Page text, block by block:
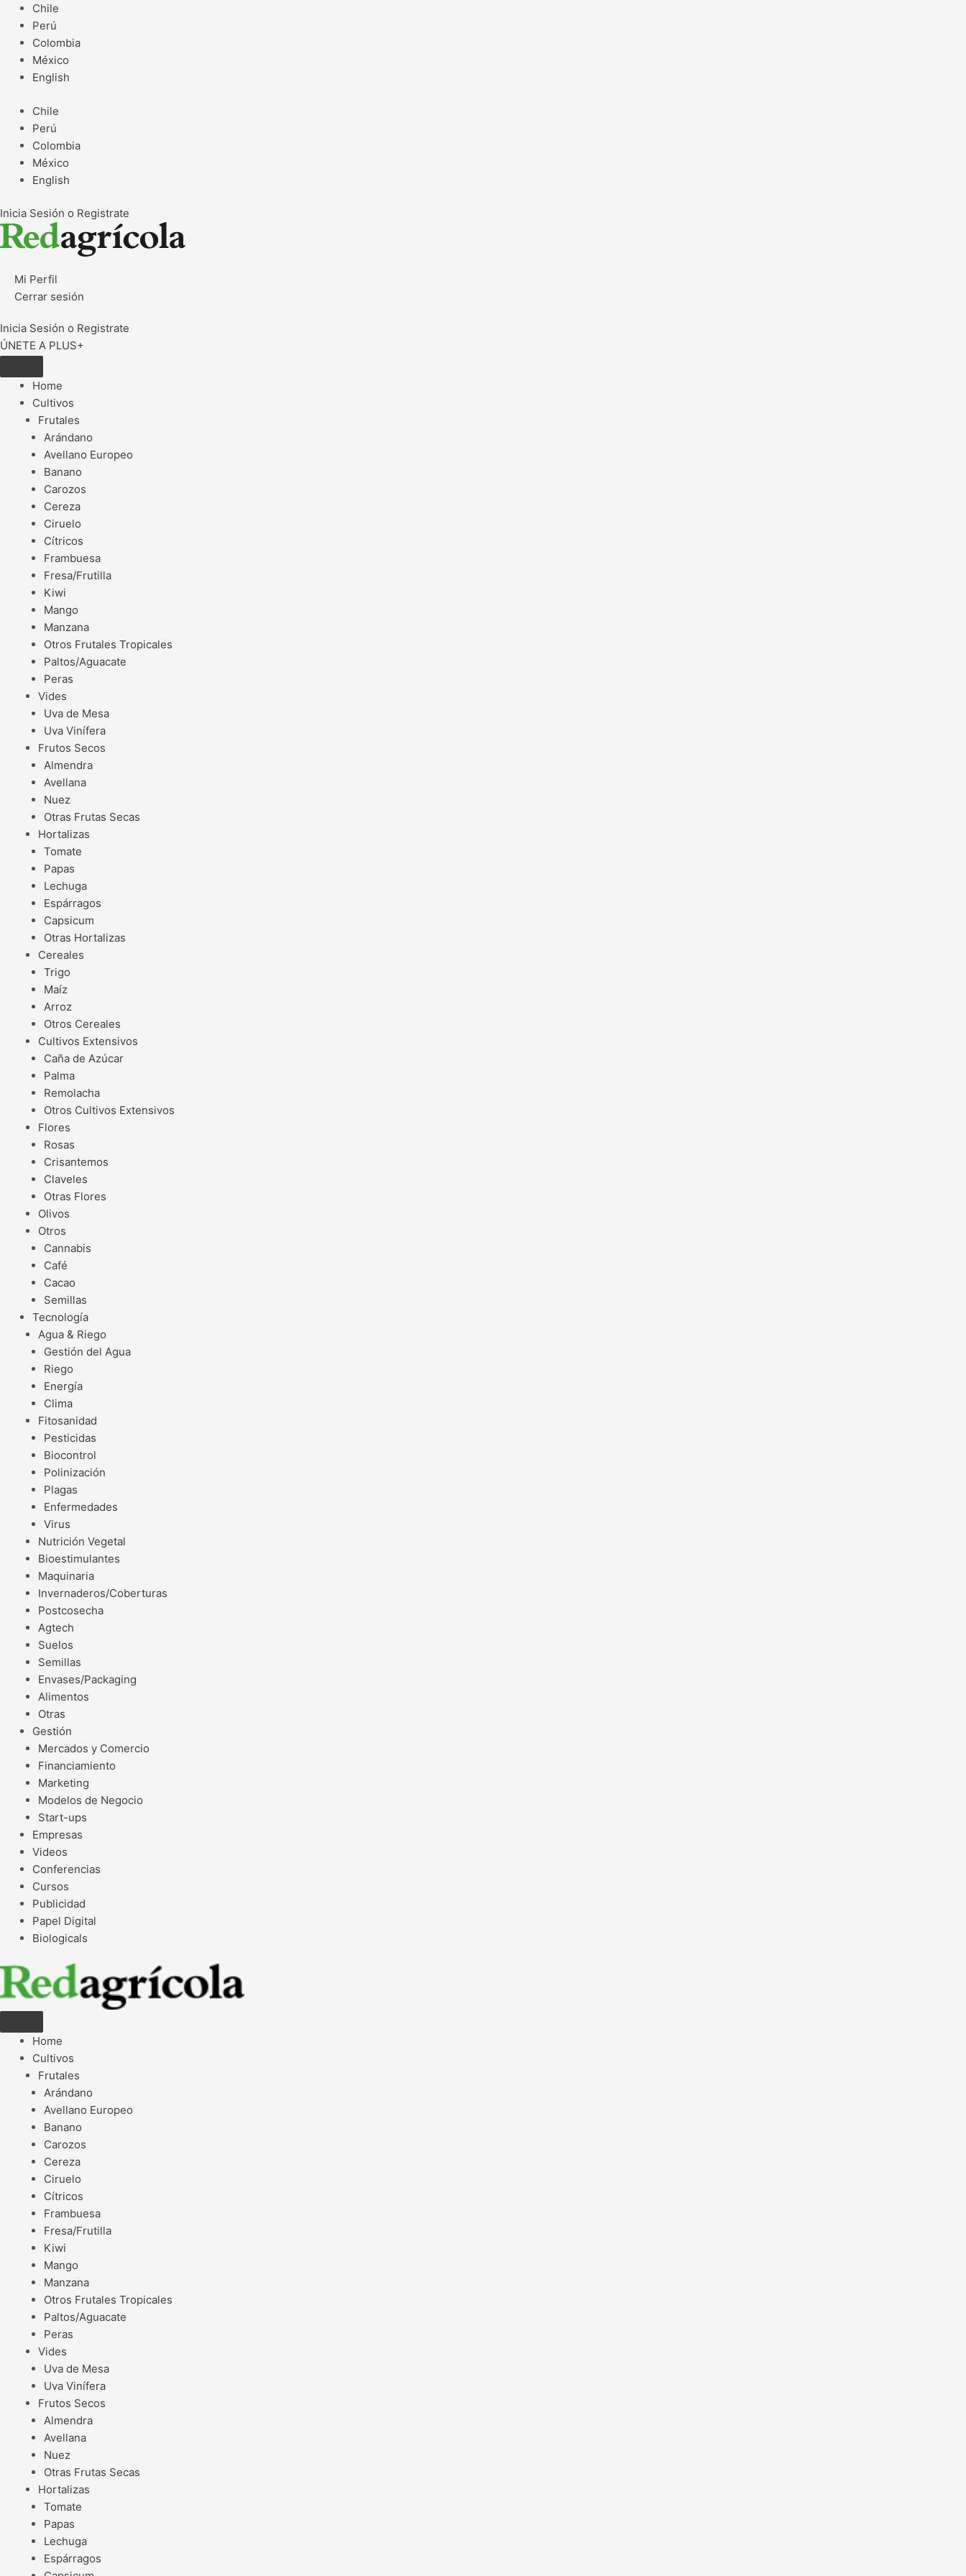
contenido
Chile
Perú
Colombia
México
English
Chile
Perú
Colombia
México
English
Inicia Sesión o Registrate
Mi Perfil
Cerrar sesión
Inicia Sesión o Registrate
ÚNETE A PLUS+
Home
Cultivos
Frutales
Arándano
Avellano Europeo
Banano
Carozos
Cereza
Ciruelo
Cítricos
Frambuesa
Fresa/Frutilla
Kiwi
Mango
Manzana
Otros Frutales Tropicales
Paltos/Aguacate
Peras
Vides
Uva de Mesa
Uva Vinífera
Frutos Secos
Almendra
Avellana
Nuez
Otras Frutas Secas
Hortalizas
Tomate
Papas
Lechuga
Espárragos
Capsicum
Otras Hortalizas
Cereales
Trigo
Maíz
Arroz
Otros Cereales
Cultivos Extensivos
Caña de Azúcar
Palma
Remolacha
Otros Cultivos Extensivos
Flores
Rosas
Crisantemos
Claveles
Otras Flores
Olivos
Otros
Cannabis
Café
Cacao
Semillas
Tecnología
Agua & Riego
Gestión del Agua
Riego
Energía
Clima
Fitosanidad
Pesticidas
Biocontrol
Polinización
Plagas
Enfermedades
Virus
Nutrición Vegetal
Bioestimulantes
Maquinaria
Invernaderos/Coberturas
Postcosecha
Agtech
Suelos
Semillas
Envases/Packaging
Alimentos
Otras
Gestión
Mercados y Comercio
Financiamiento
Marketing
Modelos de Negocio
Start-ups
Empresas
Videos
Conferencias
Cursos
Publicidad
Papel Digital
Biologicals
Home
Cultivos
Frutales
Arándano
Avellano Europeo
Banano
Carozos
Cereza
Ciruelo
Cítricos
Frambuesa
Fresa/Frutilla
Kiwi
Mango
Manzana
Otros Frutales Tropicales
Paltos/Aguacate
Peras
Vides
Uva de Mesa
Uva Vinífera
Frutos Secos
Almendra
Avellana
Nuez
Otras Frutas Secas
Hortalizas
Tomate
Papas
Lechuga
Espárragos